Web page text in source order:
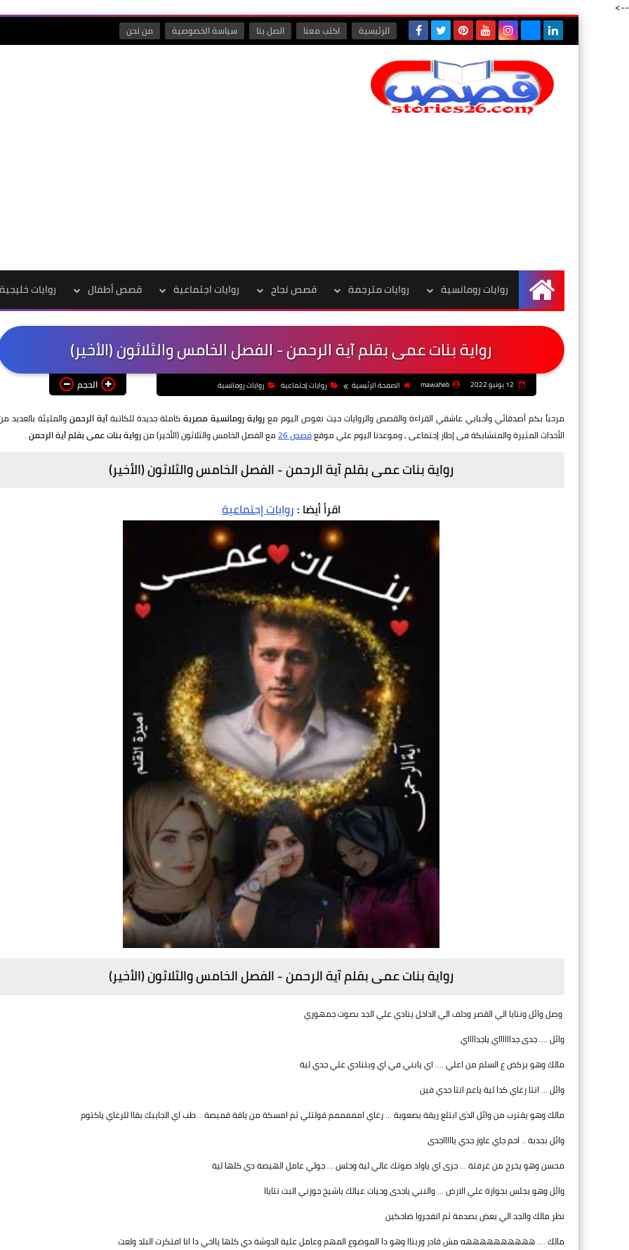
-->
الرئيسية اكتب معنا اتصل بنا سياسة الخصوصية من نحن
الرئيسية
روايات رومانسية روايات مترجمة قصص نجاح روايات اجتماعية قصص أطفال روايات خليجية
رواية بنات عمى بقلم آية الرحمن - الفصل الخامس والثلاثون (الأخير)
mawaheb الصفحة الرئيسية روايات إجتماعية روايات رومانسية الحجم
مرحباً بكم أصدقائي وأحبابي عاشقي القراءة والقصص والروايات حيث نغوص اليوم معرواية رومانسية مصريةكاملة جديدة للكاتبةآية الرحمنوالمليئة بالعديد
الأحداث المثيرة والمتشابكة فى إطار إجتماعى, وموعدنا اليوم علي موقعقصص 26 مع الفصل الخامس والثلاثون (الأخير) منرواية بنات عمى بقلم آية الرحمن.
رواية بنات عمى بقلم آية الرحمن - الفصل الخامس والثلاثون (الأخير)
اقرأ أيضا : روايات إجتماعية
رواية بنات عمى بقلم آية الرحمن - الفصل الخامس والثلاثون (الأخير)
وصل وائل ونتايا الي القصر ودلف الي الداخل ينادي علي الجد بصوت جمهوري
وائل .... جدى جدااااااي ياجدااااي
مالك وهو يركض ع السلم من اعلي .... اي يابني في اي وبتنادي علي جدي لية
وائل ... انتا رغاي كدا لية ياعم انتا جدي فين
مالك وهو يقترب من وائل الذى ابتلع ريقة بصعوبة ... رغاي امممممم قولتلي ثم امسكة من ياقة قميصة .. طب اي الجايبك بقاا للرغاي ياكتوم
وائل بجدبة .. احم جاي عاوز جدي ياااااجدى
محسن وهو يخرج من غرفتة ... جرى اي ياواد صوتك عالي لية وجلس ... جولي عامل الهيصة دي كلها لية
وائل وهو يجلس بجوارة علي الارض ... والنبي ياجدى وحيات عيالك ياشيخ جوزني البت نتاياا
نظر مالك والجد الي بعض بصدمة ثم انفجروا ضاحكين
مالك .... ههههههههههه مش قادر وربناا وهو دا الموضوع المهم وعامل علية الدوشة دي كلها يااخي دا انا افتكرت البلد ولعت